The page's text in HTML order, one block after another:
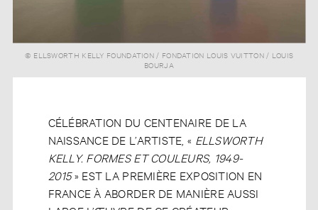
© ELLSWORTH KELLY FOUNDATION / FONDATION LOUIS VUITTON / LOUIS
BOURJA
CÉLÉBRATION DU CENTENAIRE DE LA
NAISSANCE DE L’ARTISTE, « ELLSWORTH
KELLY. FORMES ET COULEURS, 1949-
2015» EST LA PREMIÈRE EXPOSITION EN
FRANCE À ABORDER DE MANIÈRE AUSSI